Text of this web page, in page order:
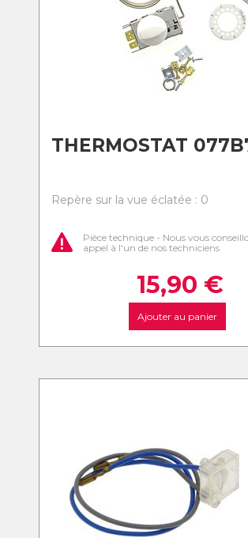
THERMOSTAT
Repère sur la vue éclatée : 0
Pièce technique - Nous vous
appel à l'un de nos techniciens
15,90 €
Ajouter au panier